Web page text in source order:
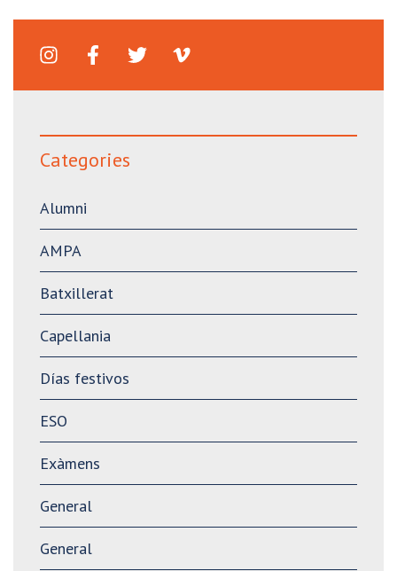
Categories
Alumni
AMPA
Batxillerat
Capellania
Días festivos
ESO
Exàmens
General
General